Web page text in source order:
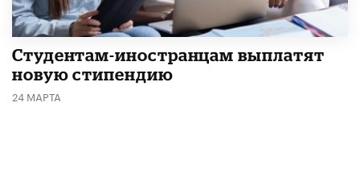
Студентам-иностранцам выплатят
новую стипендию
24 МАРТА